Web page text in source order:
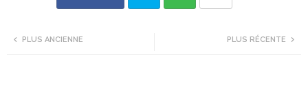
PLUS RÉCENTE
PLUS ANCIENNE